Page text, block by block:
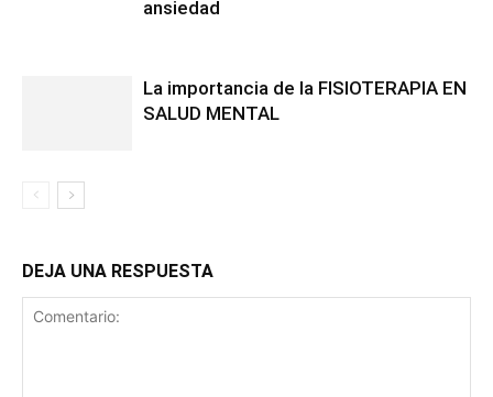
ansiedad
La importancia de la FISIOTERAPIA EN
SALUD MENTAL
DEJA UNA RESPUESTA